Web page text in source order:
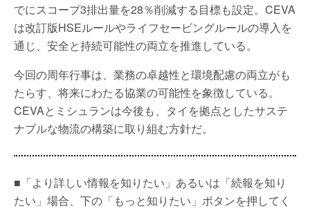
でにスコープ3排出量を28％削減する目標も設定。CEVA
は改訂版HSEルールやライフセービングルールの導入を
通じ、安全と持続可能性の両立を推進している。
今回の周年行事は、業務の卓越性と環境配慮の両立がも
たらす、将来にわたる協業の可能性を象徴している。
CEVAとミシュランは今後も、タイを拠点としたサステ
ナブルな物流の構築に取り組む方針だ。
■「より詳しい情報を知りたい」あるいは「続報を知り
たい」場合、下の「もっと知りたい」ボタンを押してく